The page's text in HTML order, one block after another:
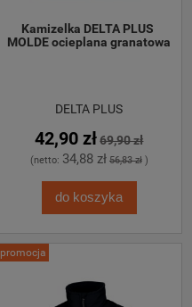
Kamizelka DELTA PLUS
MOLDE ocieplana granatowa
DELTA PLUS
42,90 zł 69,90 zł
(netto: 34,88 zł 56,83 zł)
do koszyka
promocja